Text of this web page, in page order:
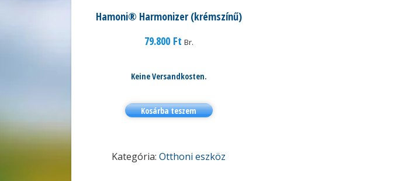
Hamoni® Harmonizer (krémszínű)
79.800 Ft Br.
Keine Versandkosten.
Kosárba teszem
Kategória: Otthoni eszköz